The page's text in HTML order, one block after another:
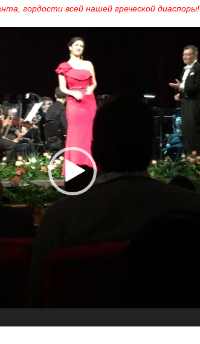
гордости всей нашей греческой диаспоры!